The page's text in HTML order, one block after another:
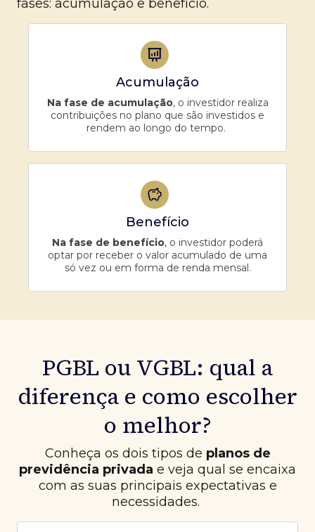
fases: acumulação e benefício.
Acumulação
Na fase de acumulação, o investidor realiza
contribuições no plano que são investidos e
rendem ao longo do tempo.
Benefício
Na fase de benefício, o investidor poderá
optar por receber o valor acumulado de uma
só vez ou em forma de renda mensal.
PGBL ou VGBL: qual a
diferença e como escolher
o melhor?
Conheça os dois tipos de planos de
previdência privada e veja qual se encaixa
com as suas principais expectativas e
necessidades.